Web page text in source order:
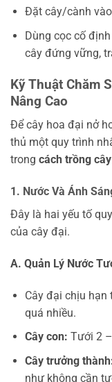
Đặt cây/cành
Dùng cọc cố
cây đứng vững,
Kỹ Thuật Chăm
Nâng Cao
Để cây hoa đại nở
thủ một quy trình
trong cách trồng
1. Nước Và Ánh
Đây là hai yếu tố
của cây đại.
A. Quản Lý Nước
Cây đại chịu hạn
quá nhiều.
Cây con: Tưới 2
Cây trưởng
như không cần